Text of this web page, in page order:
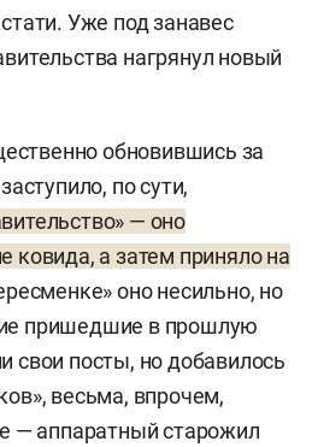
Уже под занавес
нагрянул новый
обновившись за
по сути,
— оно
ковида, а затем приняло на
оно несильно, но
пришедшие в прошлую
свои посты, но добавилось
весьма, впрочем,
— аппаратный старожил